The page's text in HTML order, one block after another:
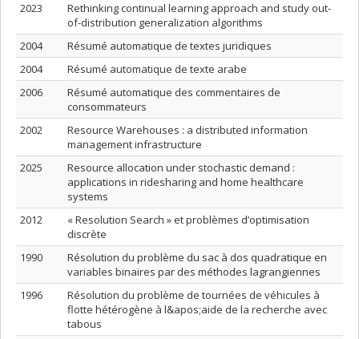
2023
Rethinking continual learning approach and study out-
of-distribution generalization algorithms
2004
Résumé automatique de textes juridiques
2004
Résumé automatique de texte arabe
2006
Résumé automatique des commentaires de
consommateurs
2002
Resource Warehouses : a distributed information
management infrastructure
2025
Resource allocation under stochastic demand :
applications in ridesharing and home healthcare
systems
2012
« Resolution Search » et problèmes d’optimisation
discrète
1990
Résolution du problème du sac à dos quadratique en
variables binaires par des méthodes lagrangiennes
1996
Résolution du problème de tournées de véhicules à
flotte hétérogène à l&apos;aide de la recherche avec
tabous